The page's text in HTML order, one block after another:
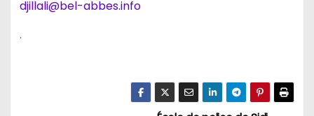
djillali@bel-abbes.info
.